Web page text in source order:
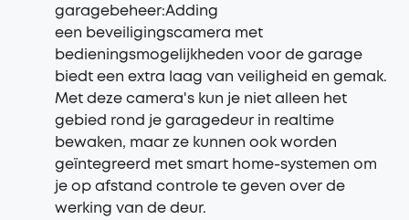
garagebeheer:Adding
een beveiligingscamera met
bedieningsmogelijkheden voor de garage
biedt een extra laag van veiligheid en gemak.
Met deze camera's kun je niet alleen het
gebied rond je garagedeur in realtime
bewaken, maar ze kunnen ook worden
geïntegreerd met smart home-systemen om
je op afstand controle te geven over de
werking van de deur.